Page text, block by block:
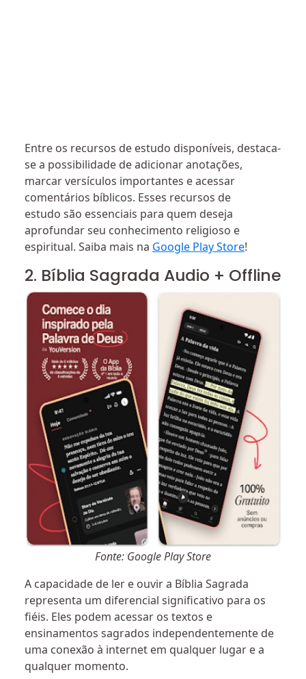
Entre os recursos de estudo disponíveis, destaca-
se a possibilidade de adicionar anotações,
marcar versículos importantes e acessar
comentários bíblicos. Esses recursos de
estudo são essenciais para quem deseja
aprofundar seu conhecimento religioso e
espiritual. Saiba mais na Google Play Store!
2. Bíblia Sagrada Audio + Offline
Fonte: Google Play Store
A capacidade de ler e ouvir a Bíblia Sagrada
representa um diferencial significativo para os
fiéis. Eles podem acessar os textos e
ensinamentos sagrados independentemente de
uma conexão à internet em qualquer lugar e a
qualquer momento.